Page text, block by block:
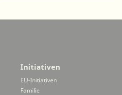
Initiativen
EU-Initiativen
Familie